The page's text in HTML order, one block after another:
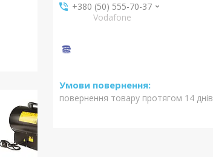
+380 (50) 555-70-37
Vodafone
повернення товару протягом 14 днів